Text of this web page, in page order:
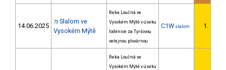
14.06.2025 73 Slalom ve
Vysokém Mýtě
Řeka Loučná ve
Vysokém Mýtě v úseku
loděnice za Tyršovou
veřejnou plovárnou
C1W slalom 1.
Řeka Loučná ve
Vysokém Mýtě v úseku